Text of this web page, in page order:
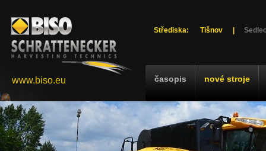
Střediska: Tišnov
časopis nové stroje
www.biso.eu